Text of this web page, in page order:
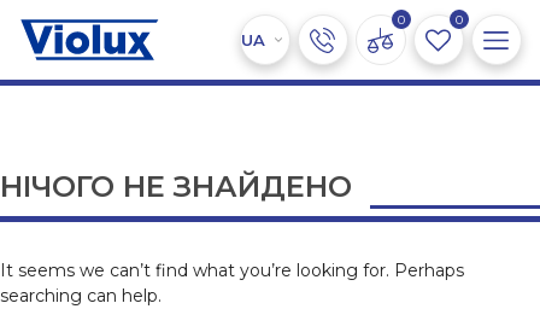
0 0
НІЧОГО НЕ ЗНАЙДЕНО
It seems we can’t find what you’re looking for. Perhaps
searching can help.